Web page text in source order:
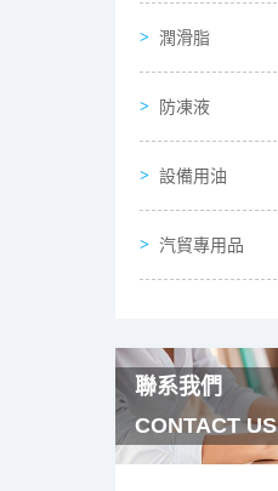
潤滑脂
防凍液
設備用油
汽貿專用品
聯系我們
CONTACT US